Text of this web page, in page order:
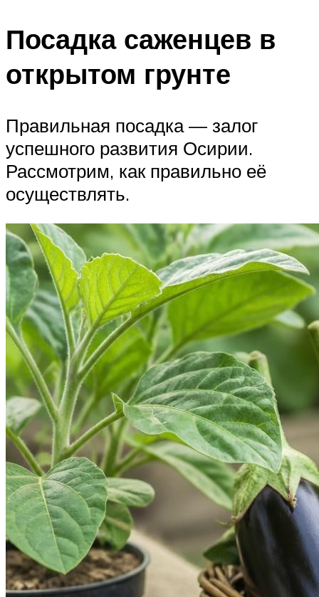
Посадка саженцев в
открытом грунте
Правильная посадка — залог
успешного развития Осирии.
Рассмотрим, как правильно её
осуществлять.